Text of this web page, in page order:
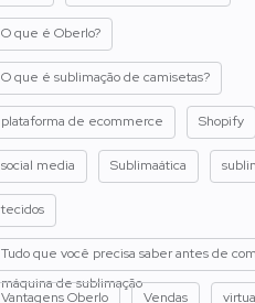
O que é Oberlo?
O que é sublimação de camisetas?
plataforma de ecommerce Shopify
social media Sublimaática
tecidos
Tudo que você precisa saber antes de
máquina de sublimação
Vantagens Oberlo
Vendas virtua